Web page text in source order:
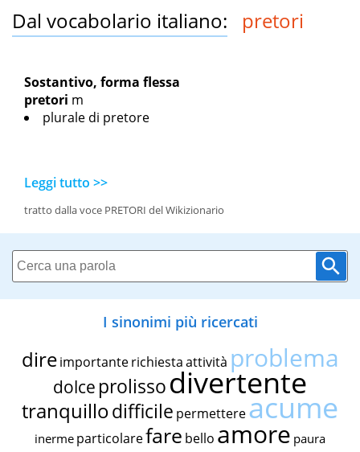
Dal vocabolario italiano: pretori
Sostantivo, forma flessa
pretori m
plurale di pretore
Leggi tutto >>
tratto dalla voce PRETORI del Wikizionario
I sinonimi più ricercati
dire importante richiestaattività problema
dolce prolissodivertente
tranquillodifficile permettereacume
inerme particolarefare bello amore paura